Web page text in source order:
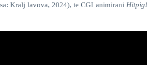
Kralj lavova, 2024), te CGI animirani Hitpig!